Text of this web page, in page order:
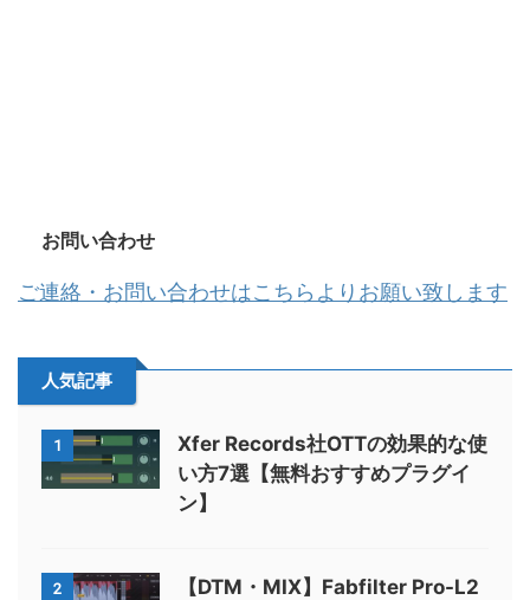
お問い合わせ
ご連絡・お問い合わせはこちらよりお願い致します
人気記事
1
Xfer Records社OTTの効果的な使
い方7選【無料おすすめプラグイ
ン】
2
【DTM・MIX】Fabfilter Pro-L2